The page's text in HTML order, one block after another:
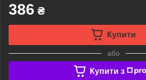
386 ₴
Купити
або
Купити з